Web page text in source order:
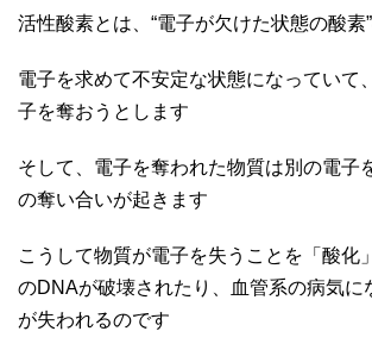
活性酸素とは、“電子が欠けた状態の酸素
電子を求めて不安定な状態になっていて
子を奪おうとします
そして、電子を奪われた物質は別の電子
の奪い合いが起きます
こうして物質が電子を失うことを「酸化
のDNAが破壊されたり、血管系の病気に
が失われるのです